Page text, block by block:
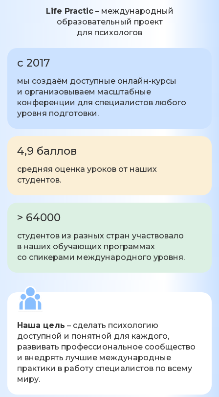
Life Practic– международный
образовательный проект
для психологов
с 2017
мы создаём доступные онлайн-курсы
и организовываем масштабные
конференции для специалистов любого
уровня подготовки.
4,9 баллов
средняя оценка уроков от наших
студентов.
> 64000
студентов из разных стран участвовало
в наших обучающих программах
со спикерами международного уровня.
Наша цель – сделать психологию
доступной и понятной для каждого,
развивать профессиональное сообщество
и внедрять лучшие международные
практики в работу специалистов по всему
миру.